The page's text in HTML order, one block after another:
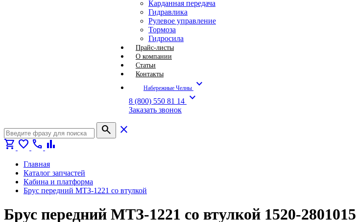
Карданная передача
Гидравлика
Рулевое управление
Тормоза
Гидросила
Прайс-листы
О компании
Статьи
Контакты
Набережные Челны expand_more
8 (800) 550 81 14 expand_more
Заказать звонок
search
close
shopping_cart favorite call bar_chart
Главная
Каталог запчастей
Кабина и платформа
Брус передний МТЗ-1221 со втулкой
Брус передний МТЗ-1221 со втулкой 1520-2801015